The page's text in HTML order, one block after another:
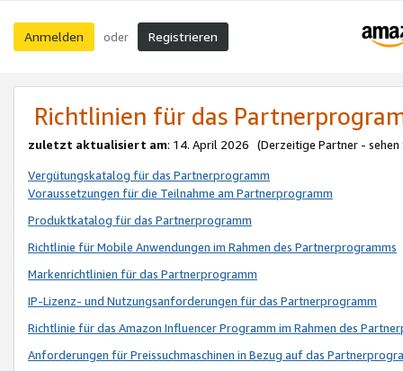
Anmelden oder Registrieren
Richtlinien für das
zuletzt aktualisiert am: 14. April 2026 (Derzeitige Partner - sehen
Vergütungskatalog für das Partnerprogramm
Voraussetzungen für die Teilnahme am Partnerprogramm
Produktkatalog für das Partnerprogramm
Richtlinie für Mobile Anwendungen im Rahmen des Partnerprogramms
Markenrichtlinien für das Partnerprogramm
IP-Lizenz- und Nutzungsanforderungen für das Partnerprogramm
Richtlinie für das Amazon Influencer Programm im Rahmen des
Anforderungen für Preissuchmaschinen in Bezug auf das